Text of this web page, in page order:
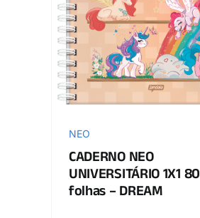
NEO
CADERNO NEO
UNIVERSITÁRIO 1X1 80
folhas – DREAM